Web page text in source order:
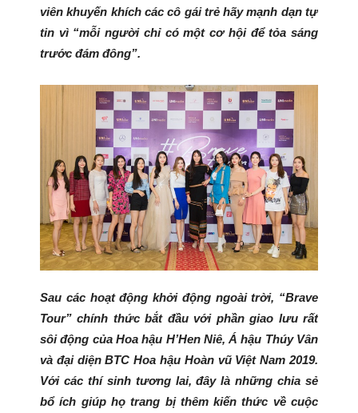
viên khuyến khích các cô gái trẻ hãy mạnh dạn tự
tin vì “mỗi người chỉ có một cơ hội để tỏa sáng
trước đám đông”.
Sau các hoạt động khởi động ngoài trời, “Brave
Tour” chính thức bắt đầu với phần giao lưu rất
sôi động của Hoa hậu H’Hen Niê, Á hậu Thúy Vân
và đại diện BTC Hoa hậu Hoàn vũ Việt Nam 2019.
Với các thí sinh tương lai, đây là những chia sẻ
bổ ích giúp họ trang bị thêm kiến thức về cuộc